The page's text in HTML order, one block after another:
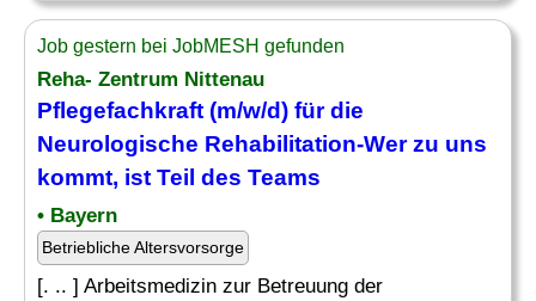
Job gestern bei JobMESH gefunden
Reha- Zentrum Nittenau
Pflegefachkraft (m/w/d) für die
Neurologische Rehabilitation-Wer zu uns
kommt, ist Teil des Teams
• Bayern
Betriebliche Altersvorsorge
[. .. ] Arbeitsmedizin zur Betreuung der